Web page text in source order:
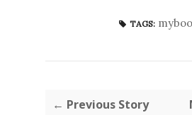
TAGS:
← Previous Story